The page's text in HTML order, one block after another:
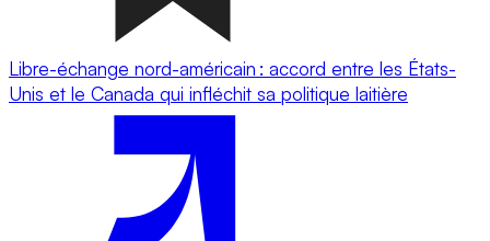
Libre-échange nord-américain : accord entre les États-
Unis et le Canada qui infléchit sa politique laitière